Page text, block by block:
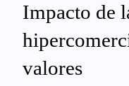
Impacto de
valores